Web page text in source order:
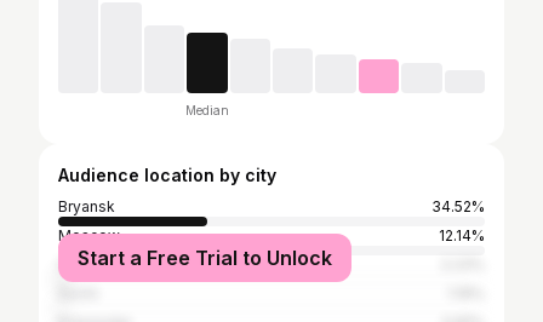
Median
Audience location by city
Bryansk
34.52%
Moscow
12.14%
Saint Petersburg
Start a Free Trial to Unlock